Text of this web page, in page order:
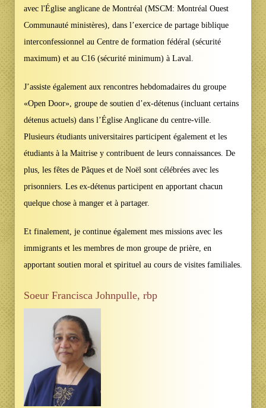
avec l'Église anglicane de Montréal (MSCM: Montréal Ouest
Communauté ministères), dans l’exercice de partage biblique
interconfessionnel au Centre de formation fédéral (sécurité
maximum) et au C16 (sécurité minimum) à Laval.
J’assiste également aux rencontres hebdomadaires du groupe
«Open Door», groupe de soutien d’ex-détenus (incluant certains
détenus actuels) dans l’Église Anglicane du centre-ville.
Plusieurs étudiants universitaires participent également et les
étudiants à la Maitrise y contribuent de leurs connaissances. De
plus, les fêtes de Pâques et de Noël sont célébrées avec les
prisonniers. Les ex-détenus participent en apportant chacun
quelque chose à manger et à partager.
Et finalement, je continue également mes missions avec les
immigrants et les membres de mon groupe de prière, en
apportant soutien moral et spirituel au cours de visites familiales.
Soeur Francisca Johnpulle, rbp